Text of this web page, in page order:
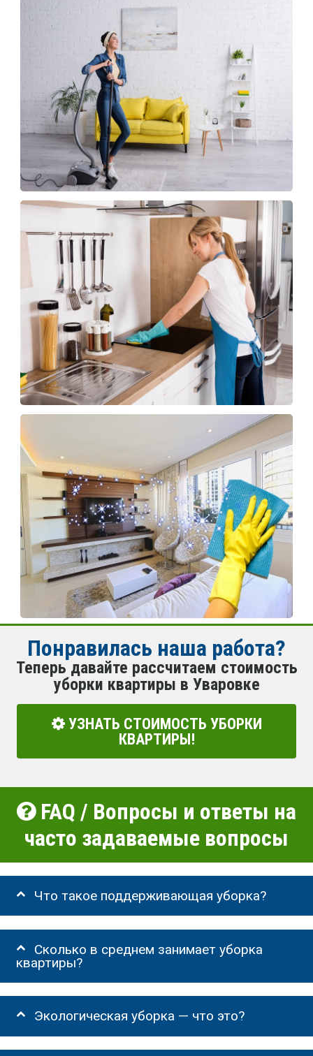
Понравилась наша работа?
Теперь давайте рассчитаем стоимость
уборки квартиры в Уваровке
УЗНАТЬ СТОИМОСТЬ УБОРКИ
КВАРТИРЫ!
FAQ / Вопросы и ответы на
часто задаваемые вопросы
Что такое поддерживающая уборка?
Сколько в среднем занимает уборка
квартиры?
Экологическая уборка — что это?